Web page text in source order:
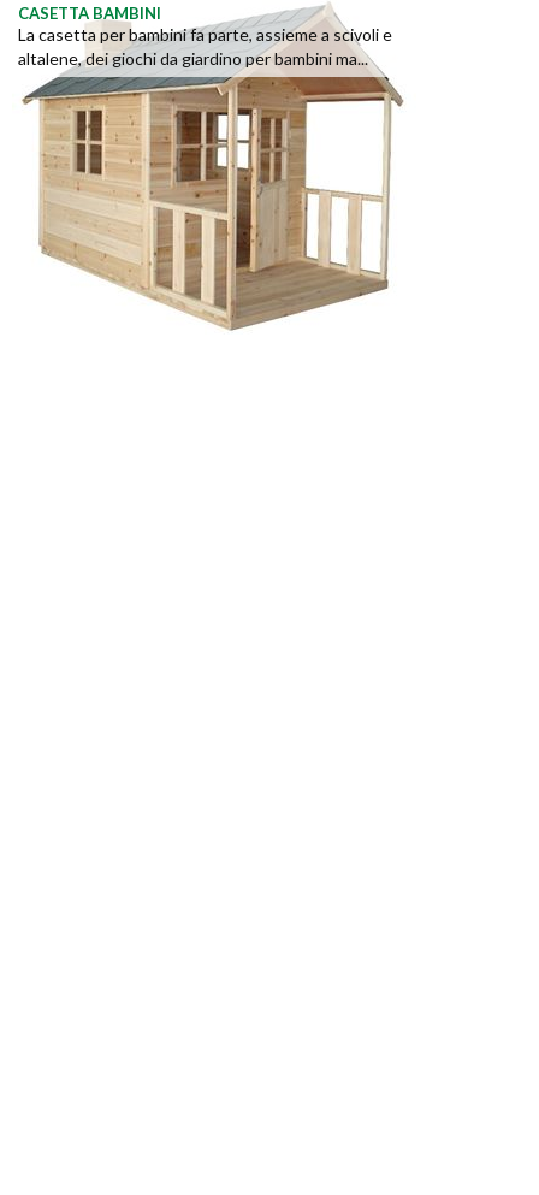
CASETTA BAMBINI
La casetta per bambini fa parte, assieme a scivoli e
altalene, dei giochi da giardino per bambini ma...